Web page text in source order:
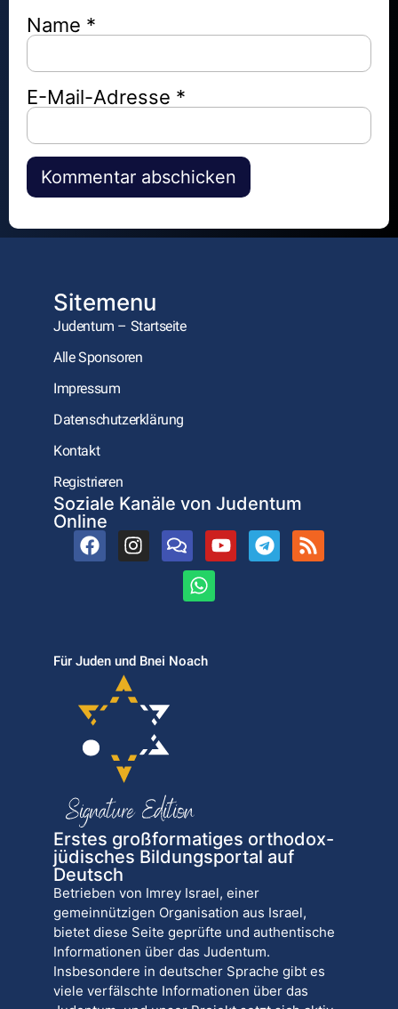
Name *
E-Mail-Adresse *
Alternative:
Sitemenu
Judentum – Startseite
Alle Sponsoren
Impressum
Datenschutzerklärung
Kontakt
Registrieren
Soziale Kanäle von Judentum
Online
Für Juden und Bnei Noach
Erstes großformatiges orthodox-
jüdisches Bildungsportal auf
Deutsch
Betrieben von Imrey Israel, einer
gemeinnützigen Organisation aus Israel,
bietet diese Seite geprüfte und authentische
Informationen über das Judentum.
Insbesondere in deutscher Sprache gibt es
viele verfälschte Informationen über das